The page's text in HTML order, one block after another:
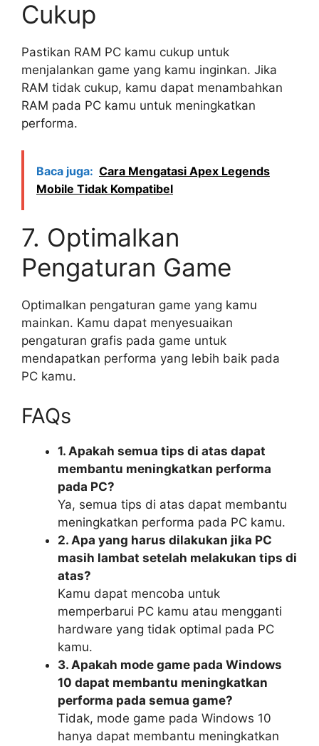
Cukup
Pastikan RAM PC kamu cukup untuk
menjalankan game yang kamu inginkan. Jika
RAM tidak cukup, kamu dapat menambahkan
RAM pada PC kamu untuk meningkatkan
performa.
Baca juga: Cara Mengatasi Apex Legends
Mobile Tidak Kompatibel
7. Optimalkan
Pengaturan Game
Optimalkan pengaturan game yang kamu
mainkan. Kamu dapat menyesuaikan
pengaturan grafis pada game untuk
mendapatkan performa yang lebih baik pada
PC kamu.
FAQs
1. Apakah semua tips di atas dapat
membantu meningkatkan performa
pada PC?
Ya, semua tips di atas dapat membantu
meningkatkan performa pada PC kamu.
2. Apa yang harus dilakukan jika PC
masih lambat setelah melakukan tips di
atas?
Kamu dapat mencoba untuk
memperbarui PC kamu atau mengganti
hardware yang tidak optimal pada PC
kamu.
3. Apakah mode game pada Windows
10 dapat membantu meningkatkan
performa pada semua game?
Tidak, mode game pada Windows 10
hanya dapat membantu meningkatkan